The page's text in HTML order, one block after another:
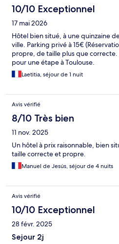
10/10 Exceptionnel
17 mai 2026
Hôtel bien situé, à une quinzaine
ville. Parking privé à 15€
propre, de taille plus que
pour une étape à Toulouse.
Laetitia, séjour de 1 nuit
Avis vérifié
8/10 Très bien
11 nov. 2025
Un hôtel à prix raisonnable, bien
taille correcte et propre.
Manuel de Jesús, séjour de 4 nuits
Avis vérifié
10/10 Exceptionnel
28 févr. 2025
Sejour 2j